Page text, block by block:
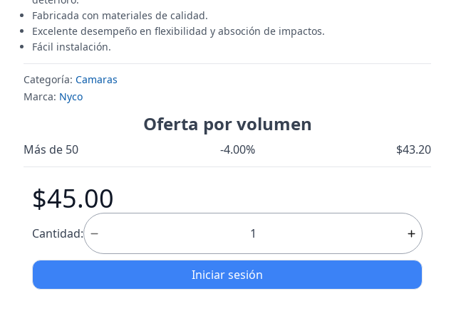
Fabricada con materiales de calidad.
Excelente desempeño en flexibilidad y absoción de impactos.
Fácil instalación.
Categoría: Camaras
Marca: Nyco
Oferta por volumen
Más de 50 -4.00% $43.20
$45.00
Cantidad:
Iniciar sesión